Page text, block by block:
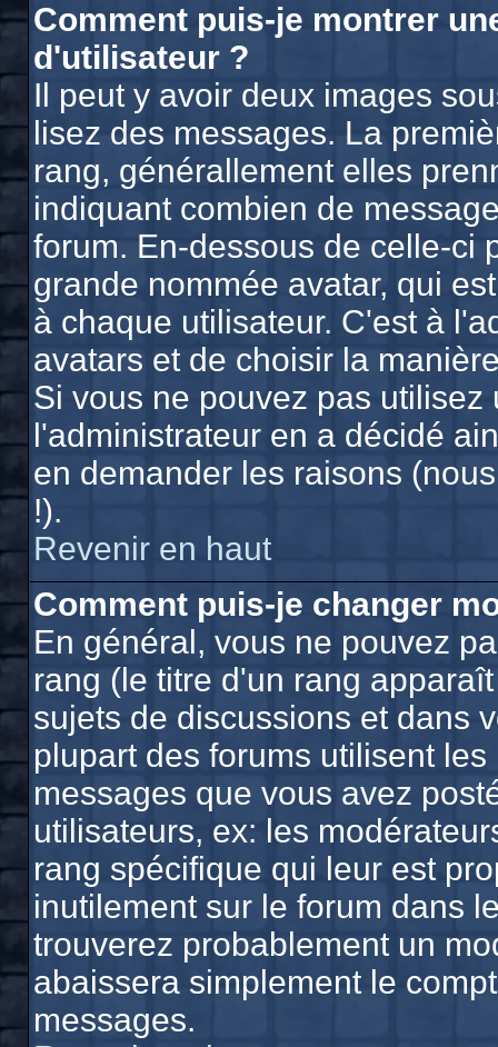
Comment puis-je montrer
d'utilisateur ?
Il peut y avoir deux images
lisez des messages. La
rang, générallement elles
indiquant combien de
forum. En-dessous de celle-ci
grande nommée avatar, qui
à chaque utilisateur. C'est à
avatars et de choisir la
Si vous ne pouvez pas
l'administrateur en a décidé
en demander les raisons
!).
Revenir en haut
Comment puis-je changer
En général, vous ne pouvez
rang (le titre d'un rang
sujets de discussions et dans
plupart des forums utilisent
messages que vous avez
utilisateurs, ex: les
rang spécifique qui leur est
inutilement sur le forum dans
trouverez probablement un
abaissera simplement le
messages.